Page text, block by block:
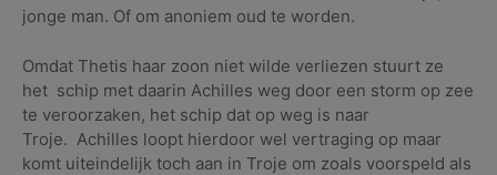
jonge man. Of om anoniem oud te worden.
Omdat Thetis haar zoon niet wilde verliezen stuurt ze
het schip met daarin Achilles weg door een storm op zee
te veroorzaken, het schip dat op weg is naar
Troje. Achilles loopt hierdoor wel vertraging op maar
komt uiteindelijk toch aan in Troje om zoals voorspeld als